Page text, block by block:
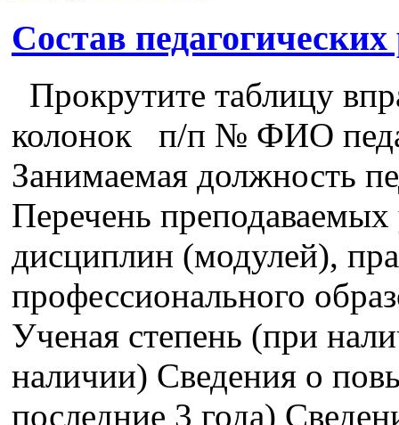
Состав
Прокрутите таблицу
колонок п/п № ФИО
Занимаемая должность
Перечень
дисциплин (модулей),
профессионального
Ученая степень (при
наличии) Сведения о
последние 3 года)